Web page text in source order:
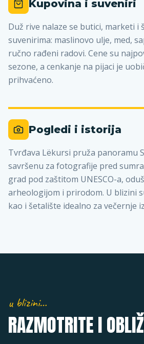
Kupovina i suveniri
Duž rive nalaze se butici, marketi i
suvenirima: maslinovo ulje, med,
ručno rađeni radovi. Cene su
sezone, a cenkanje na pijaci je
prihvaćeno.
Pogledi i istorija
Tvrđava Lëkursi pruža panoramu
savršenu za fotografije pred
grad pod zaštitom UNESCO-a,
arheologijom i prirodom. U blizini
kao i šetalište idealno za večernje
u blizini…
RAZMOTRITE I